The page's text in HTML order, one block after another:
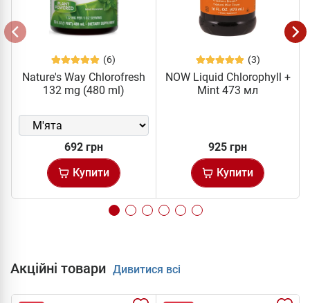
(6)
Nature's Way Chlorofresh
132 mg (480 ml)
692 грн
Купити
(3)
NOW Liquid Chlorophyll +
Mint 473 мл
925 грн
Купити
Акційні товари Дивитися всі